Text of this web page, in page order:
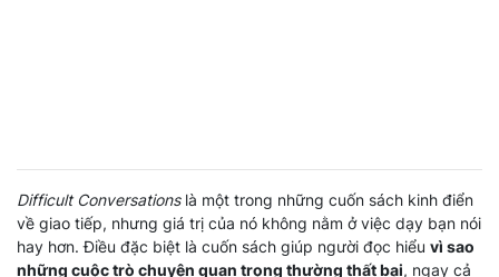
Difficult Conversationslà một trong những cuốn sách kinh điển
về giao tiếp, nhưng giá trị của nó không nằm ở việc dạy bạn nói
hay hơn. Điều đặc biệt là cuốn sách giúp người đọc hiểu vì sao
những cuộc trò chuyện quan trọng thường thất bại, ngay cả